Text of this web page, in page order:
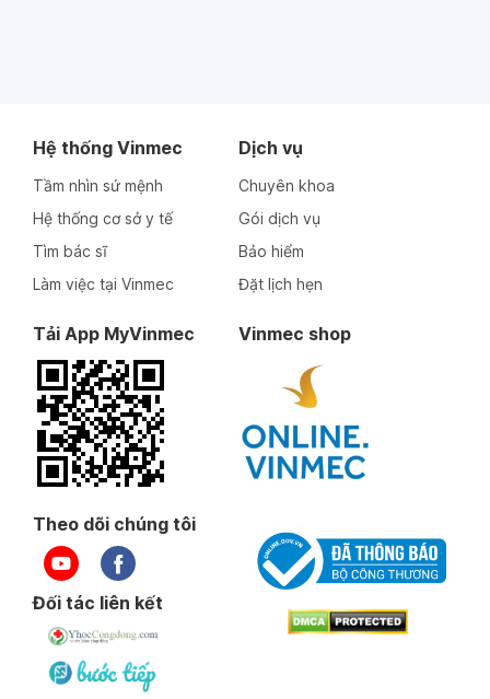
Hệ thống Vinmec
Tầm nhìn sứ mệnh
Hệ thống cơ sở y tế
Tìm bác sĩ
Làm việc tại Vinmec
Dịch vụ
Chuyên khoa
Gói dịch vụ
Bảo hiểm
Đặt lịch hẹn
Tải App MyVinmec Vinmec shop
Theo dõi chúng tôi
Đối tác liên kết